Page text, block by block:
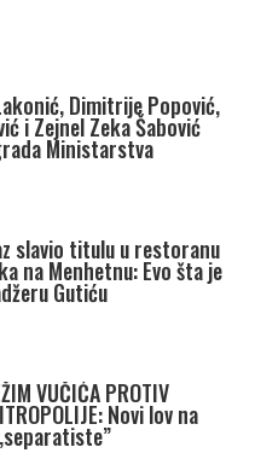
Dimitrije Popović,
i Zejnel Zeka Šabović
Ministarstva
slavio titulu u restoranu
na Menhetnu: Evo šta je
Gutiću
VUČIĆA PROTIV
Novi lov na